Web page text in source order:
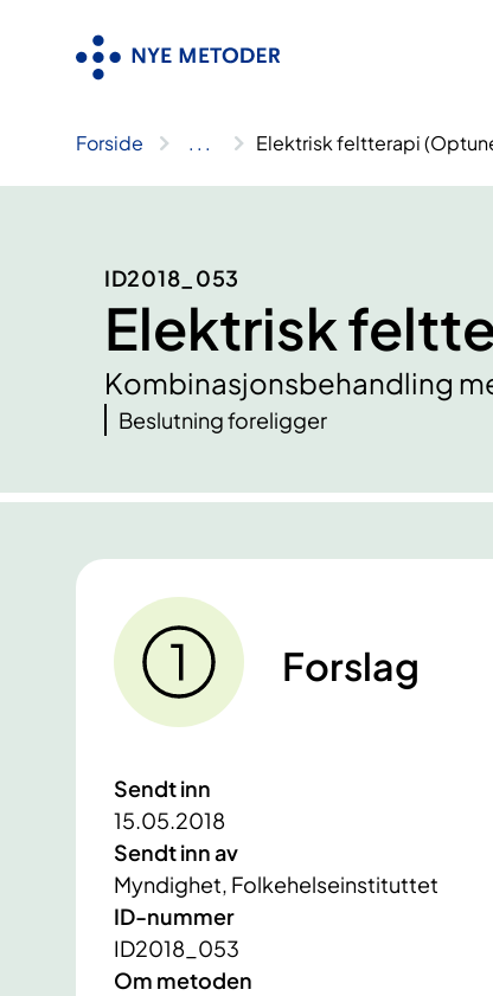
Forside .. . Elektrisk feltterapi
ID2018_053
Elektrisk
Kombinasjonsbehandling
Beslutning foreligger
Forslag
Sendt inn
15.05.2018
Sendt inn av
Myndighet, Folkehelseinstituttet
ID-nummer
ID2018_053
Om metoden